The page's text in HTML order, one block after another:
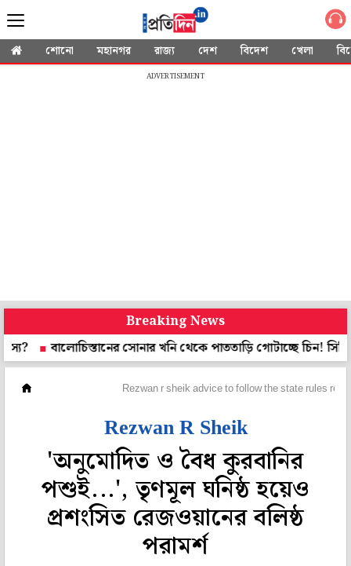
শোনো মহানগর রাজ্য দেশ বিদেশ খেলা
ADVERTISEMENT
Breaking News
বালোচিস্তানের সোনার খনি থেকে পাততাড়ি গোটাচ্ছে চিন! সিপিএসই-র
Rezwan r sheik advice to follow the state rules
Rezwan R Sheik
'অনুমোদিত ও বৈধ কুরবানির
পশুই...', তৃণমূল ঘনিষ্ঠ হয়েও
প্রশংসিত রেজওয়ানের বলিষ্ঠ
পরামর্শ